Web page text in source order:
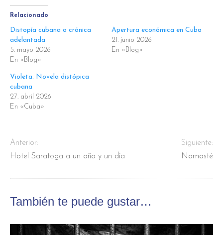
Relacionado
Distopía cubana o crónica
adelantada
5. mayo 2026
En «Blog»
Apertura económica en Cuba
21. junio 2026
En «Blog»
Violeta. Novela distópica
cubana
27. abril 2026
En «Cuba»
Anterior:
Hotel Saratoga a un año y un día
Siguiente:
Namasté
También te puede gustar…